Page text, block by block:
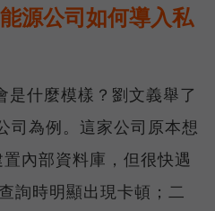
源公司如何導入私
什麼模樣？劉文義舉了
司為例。這家公司原本想
內部資料庫，但很快遇
詢時明顯出現卡頓；二